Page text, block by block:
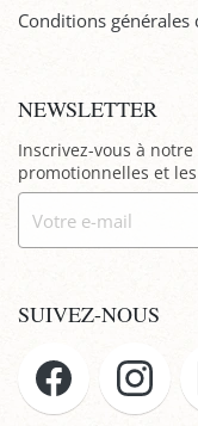
Conditions générales
NEWSLETTER
Inscrivez-vous à
promotionnelles et
SUIVEZ-NOUS